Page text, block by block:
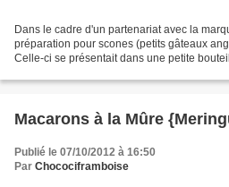
Dans le cadre d'un partenariat avec la
préparation pour scones (petits gâteaux
Celle-ci se présentait dans une petite
Macarons à la Mûre
Publié le 07/10/2012 à 16:50
Par Chocociframboise